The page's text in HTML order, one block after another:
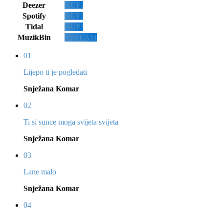
Deezer
KUPI
Spotify
KUPI
Tidal
KUPI
MuzikBin
STREAM
01
Lijepo ti je pogledati
Snježana Komar
02
Ti si sunce moga svijeta svijeta
Snježana Komar
03
Lane malo
Snježana Komar
04